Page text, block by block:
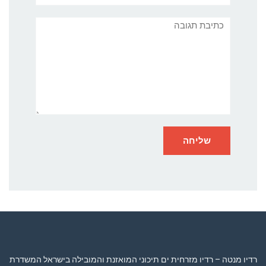
תגובה
רדיו מנטה – רדיו מזרחית ים תיכוני המואזנת והמובילה בישראל המשדרת